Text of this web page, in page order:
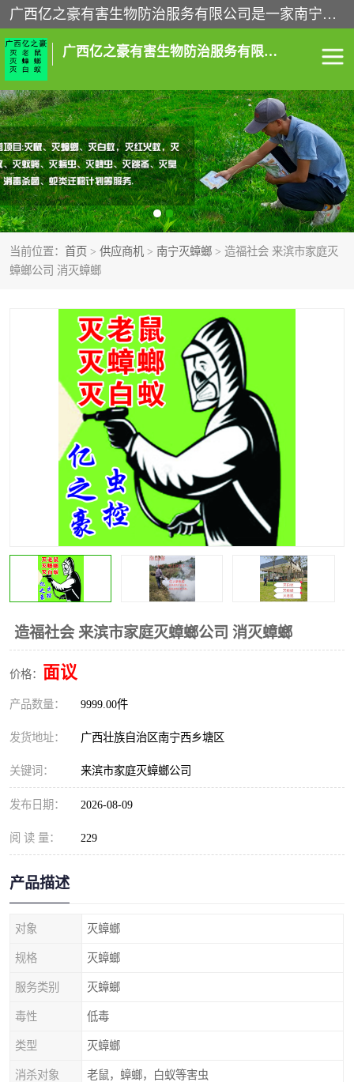
广西亿之豪有害生物防治服务有限公司是一家南宁灭鼠公司、灭蟑螂公司，南宁杀虫公司，南宁除虫公司，南宁灭跳蚤公司，南宁灭白蚁公司，南宁除四害公司,广西亿之豪有害生物防治服务有限公司专业灭蟑螂,除臭虫,其他害虫,服务上门,安全环保,售后保障,一次消杀，竭诚为您服务.
广西亿之豪有害生物防治服务有限公司
当前位置： 首页 > 供应商机 > 南宁灭蟑螂 > 造福社会 来滨市家庭灭
蟑螂公司 消灭蟑螂
造福社会 来滨市家庭灭蟑螂公司 消灭蟑螂
价格： 面议
产品数量： 9999.00件
发货地址： 广西壮族自治区南宁西乡塘区
关键词： 来滨市家庭灭蟑螂公司
发布日期： 2026-08-09
阅 读 量： 229
产品描述
对象 灭蟑螂
规格 灭蟑螂
服务类别 灭蟑螂
毒性 低毒
类型 灭蟑螂
消杀对象 老鼠，蟑螂，白蚁等害虫
南宁灭白蚁 南宁灭老鼠
南宁灭蟑螂 南宁杀虫
南宁除四害 南宁消杀
南宁除虫公司